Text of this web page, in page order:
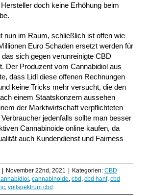
doch keine Erhöhung beim
nun im Raum, schließlich ist offen wie
Euro Schaden ersetzt werden für
sich gegen verunreinigte CBD
Der Produzent vom Cannabidiol aus
dass Lidl diese offenen Rechnungen
keine Tricks mehr versucht, die den
einem Staatskonzern aussehen
der Marktwirtschaft verpflichteten
jedenfalls sollte man besser
Cannabinoide online kaufen, da
auch Kundendienst und Fairness
| November 22nd, 2021 | Kategorien: CBD
, cannabinoide, cbd, cbd hanf, cbd
, vollspektrum cbd